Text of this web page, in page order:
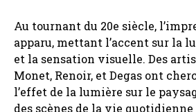
Au tournant du 20e siècle,
apparu, mettant l’accent sur la
et la sensation visuelle. Des
Monet, Renoir, et Degas ont
l’effet de la lumière sur le
des scènes de la vie